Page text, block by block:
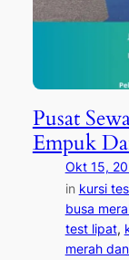
Pusat
Empuk
Okt 15,
in kursi
busa
test lipat,
merah